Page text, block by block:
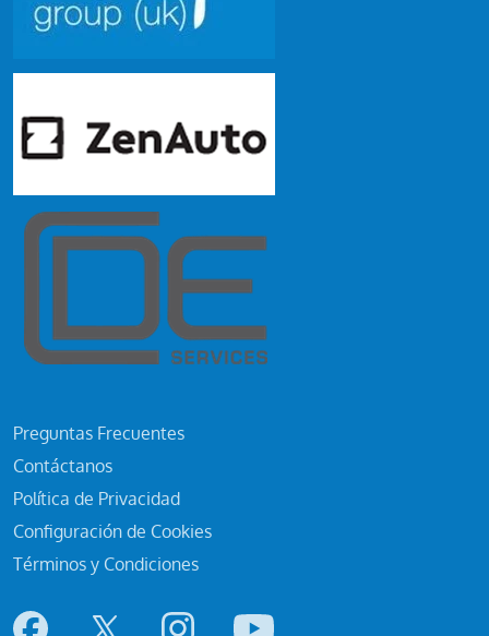
Preguntas Frecuentes
Contáctanos
Política de Privacidad
Configuración de Cookies
Términos y Condiciones